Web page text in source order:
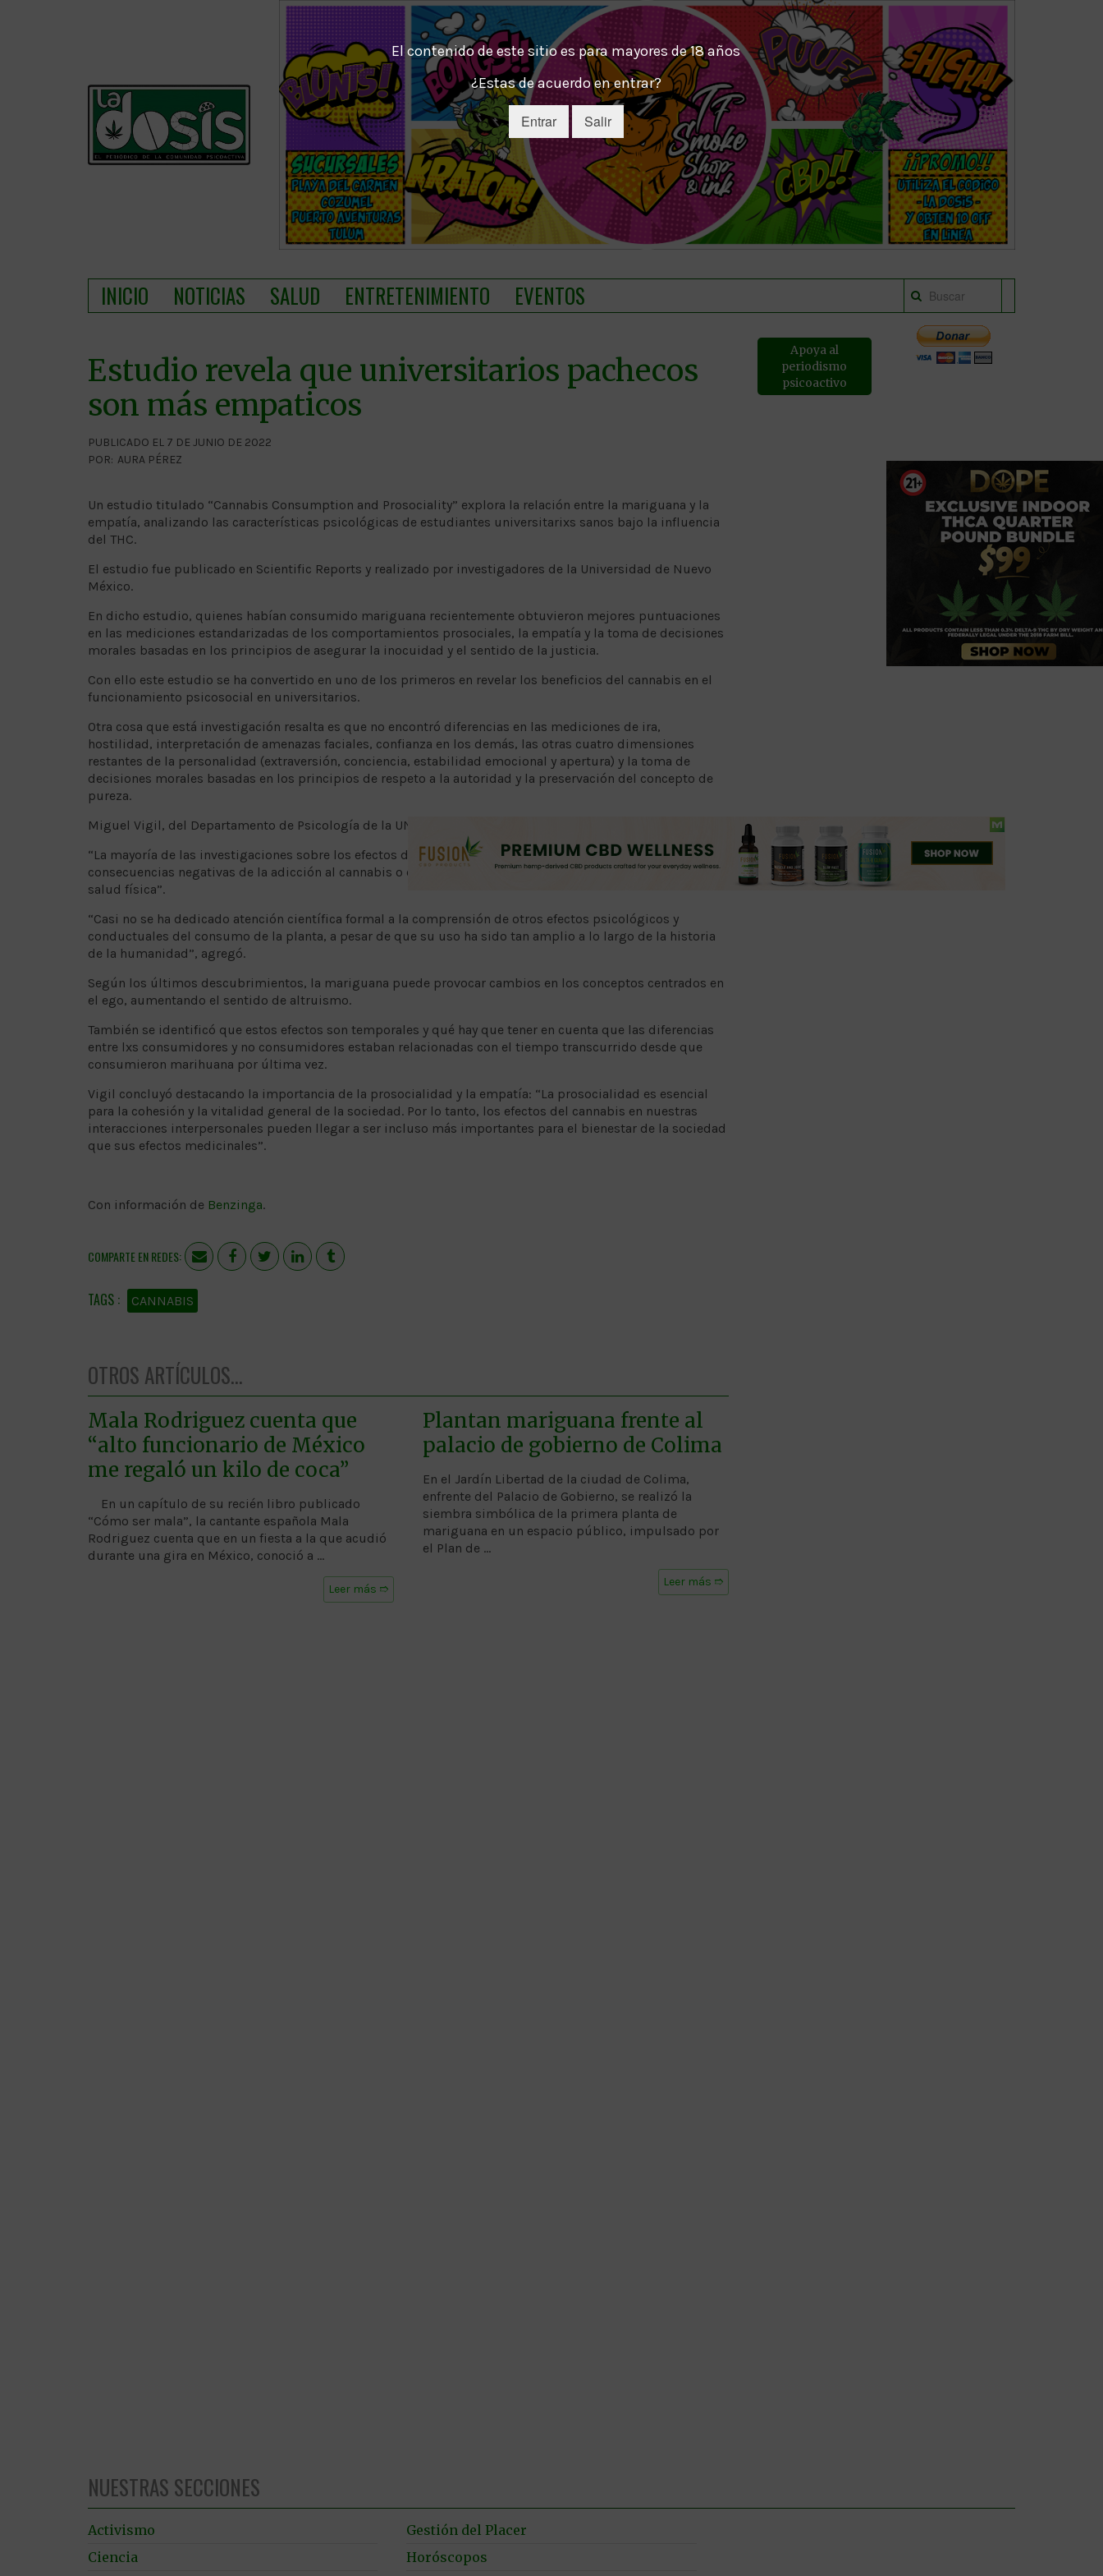
El contenido de este sitio es para mayores de 18 años
¿Estas de acuerdo en entrar?
Entrar Salir
INICIO NOTICIAS SALUD ENTRETENIMIENTO EVENTOS
Estudio revela que universitarios pachecos
son más empaticos
PUBLICADO EL 7 DE JUNIO DE 2022
POR: AURA PÉREZ
Un estudio titulado “Cannabis Consumption and Prosociality” explora la relación entre la mariguana y la
empatía, analizando las características psicológicas de estudiantes universitarixs sanos bajo la influencia
del THC.
El estudio fue publicado en Scientific Reports y realizado por investigadores de la Universidad de Nuevo
México.
En dicho estudio, quienes habían consumido mariguana recientemente obtuvieron mejores puntuaciones
en las mediciones estandarizadas de los comportamientos prosociales, la empatía y la toma de decisiones
morales basadas en los principios de asegurar la inocuidad y el sentido de la justicia.
Con ello este estudio se ha convertido en uno de los primeros en revelar los beneficios del cannabis en el
funcionamiento psicosocial en universitarios.
Otra cosa que está investigación resalta es que no encontró diferencias en las mediciones de ira,
hostilidad, interpretación de amenazas faciales, confianza en los demás, las otras cuatro dimensiones
restantes de la personalidad (extraversión, conciencia, estabilidad emocional y apertura) y la toma de
decisiones morales basadas en los principios de respeto a la autoridad y la preservación del concepto de
pureza.
Miguel Vigil, del Departamento de Psicología de la UNM, y participante del estudio ha dicho que:
“La mayoría de las investigaciones sobre los efectos del consumo de cannabis se han centrado en las
consecuencias negativas de la adicción al cannabis o en los efectos del consumo de cannabis sobre la
salud física”.
“Casi no se ha dedicado atención científica formal a la comprensión de otros efectos psicológicos y
conductuales del consumo de la planta, a pesar de que su uso ha sido tan amplio a lo largo de la historia
de la humanidad”, agregó.
Según los últimos descubrimientos, la mariguana puede provocar cambios en los conceptos centrados en
el ego, aumentando el sentido de altruismo.
También se identificó que estos efectos son temporales y qué hay que tener en cuenta que las diferencias
entre lxs consumidores y no consumidores estaban relacionadas con el tiempo transcurrido desde que
consumieron marihuana por última vez.
Vigil concluyó destacando la importancia de la prosocialidad y la empatía: “La prosocialidad es esencial
para la cohesión y la vitalidad general de la sociedad. Por lo tanto, los efectos del cannabis en nuestras
interacciones interpersonales pueden llegar a ser incluso más importantes para el bienestar de la sociedad
que sus efectos medicinales”.
Con información de Benzinga.
COMPARTE EN REDES:
CANNABIS
OTROS ARTÍCULOS...
Mala Rodriguez cuenta que
“alto funcionario de México
me regaló un kilo de coca”
En un capítulo de su recién libro publicado
“Cómo ser mala”, la cantante española Mala
Rodriguez cuenta que en un fiesta a la que acudió
durante una gira en México, conoció a …
Leer más ➱
Plantan mariguana frente al
palacio de gobierno de Colima
En el Jardín Libertad de la ciudad de Colima,
enfrente del Palacio de Gobierno, se realizó la
siembra simbólica de la primera planta de
mariguana en un espacio público, impulsado por
el Plan de …
Leer más ➱
Apoya al
periodismo
psicoactivo
NUESTRAS SECCIONES
Activismo
Ciencia
Gestión del Placer
Horóscopos